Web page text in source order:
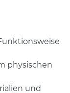
physischen
und